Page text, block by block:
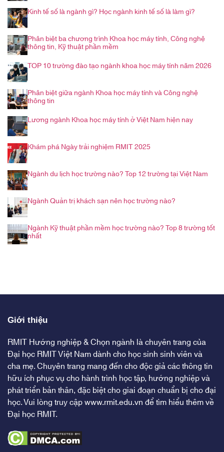
Kinh tế số là ngành gì? Học ngành kinh tế số là làm gì?
Phân biệt ba chương trình Khoa học máy tính, Công nghệ
thông tin, Kỹ thuật phần mềm
TOP 10 trường đào tạo ngành khoa học máy tính năm 2026
Phân biệt giữa ngành Khoa học máy tính và Công nghệ
thông tin
Lương ngành Khoa học máy tính ở Việt Nam hiện nay
Khám phá Ngày trải nghiệm RMIT 2025
Ngành du lịch học trường nào? Top 12 trường tại Việt Nam
Ngành Quản trị khách sạn nên học trường nào?
Ngành Kỹ thuật phần mềm học trường nào? Top 8 trường tốt
nhất
Giới thiệu
RMIT Hướng nghiệp & Chọn ngành là chuyên trang của
Đại học RMIT Việt Nam dành cho học sinh sinh viên và
cha mẹ. Chuyên trang mang đến cho độc giả các thông tin
hữu ích phục vụ cho hành trình học tập, hướng nghiệp và
phát triển bản thân, đặc biệt cho giai đoạn chuẩn bị cho đại
học. Vui lòng truy cậpwww.rmit.edu.vnđể tìm hiểu thêm về
Đại học RMIT.